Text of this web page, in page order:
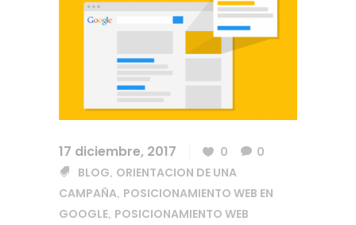
17 diciembre, 2017 0
0
BLOG, ORIENTACION DE UNA
CAMPAÑA, POSICIONAMIENTO WEB EN
GOOGLE, POSICIONAMIENTO WEB